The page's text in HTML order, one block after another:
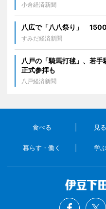
小倉経済新聞
八広で「八八祭り」
すみだ経済新聞
八戸の「騎馬打毬」、若
正式参拝も
八戸経済新聞
食べる 見
暮らす・働く 学